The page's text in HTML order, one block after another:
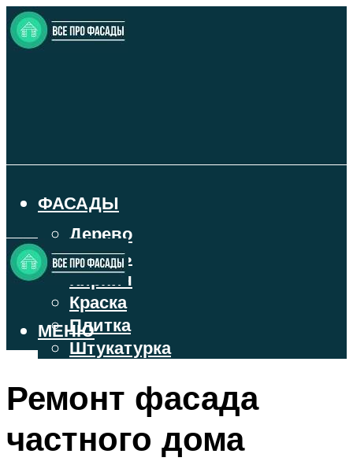
ФАСАДЫ
Дерево
Камень
Кирпич
Краска
Плитка
Штукатурка
ФАСАДНЫЙ САЙДИНГ
ОСВЕЩЕНИЕ И УТЕПЛЕНИЕ
МЕНЮ
Ремонт фасада
частного дома